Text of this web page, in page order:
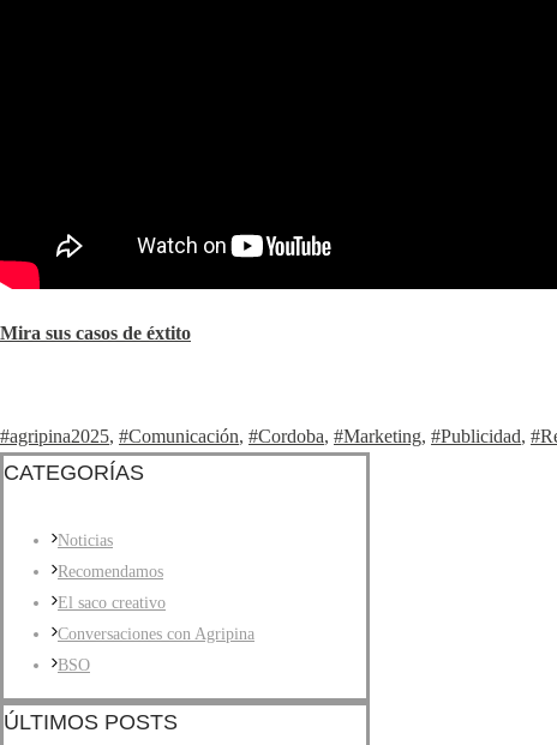
Mira sus casos de éxtito
#agripina2025, #Comunicación, #Cordoba, #Marketing, #Publicidad,
CATEGORÍAS
Noticias
Recomendamos
El saco creativo
Conversaciones con Agripina
BSO
ÚLTIMOS POSTS